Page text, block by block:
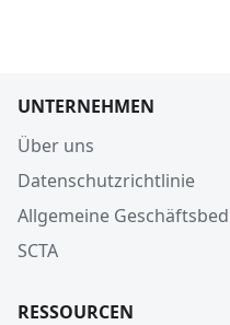
UNTERNEHMEN
Über uns
Datenschutzrichtlinie
Allgemeine
SCTA
RESSOURCEN